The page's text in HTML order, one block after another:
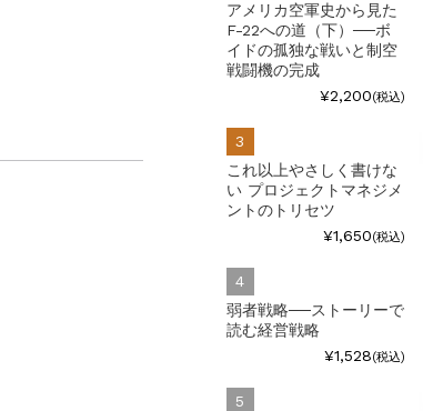
アメリカ空軍史から見た
F-22への道（下）──ボ
イドの孤独な戦いと制空
戦闘機の完成
¥2,200(税込)
これ以上やさしく書けな
い プロジェクトマネジメ
ントのトリセツ
¥1,650(税込)
弱者戦略──ストーリーで
読む経営戦略
¥1,528(税込)